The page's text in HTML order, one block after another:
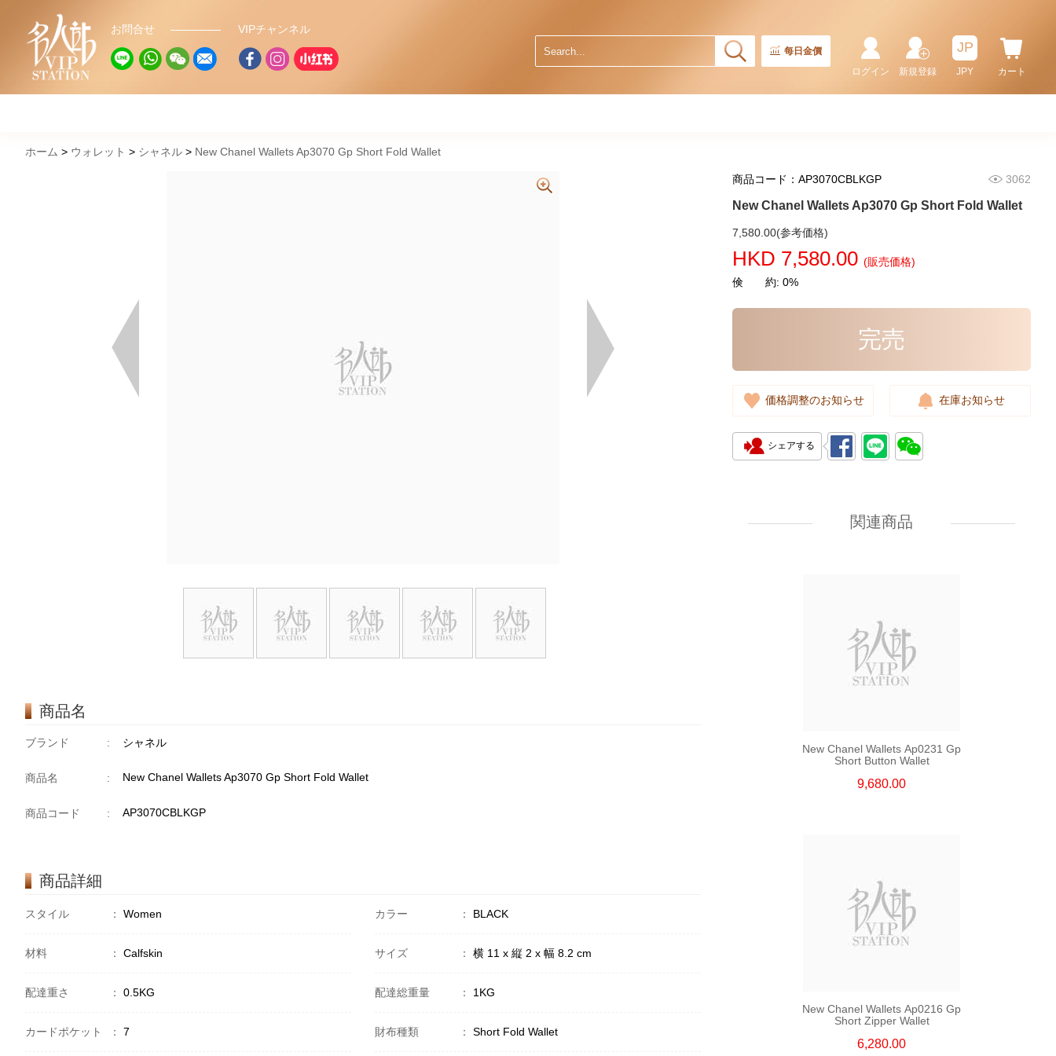
お問合せ VIPチャンネル
每日金價
カート
JP
JPY
新規登録
ログイン
ホーム ウォレット シャネル New Chanel Wallets Ap3070 Gp Short Fold Wallet
商品名
ブランド : シャネル
商品名 : New Chanel Wallets Ap3070 Gp Short Fold Wallet
商品コード : AP3070CBLKGP
商品詳細
スタイル ： Women カラー ： BLACK
材料 ： Calfskin サイズ ： 横 11 x 縦 2 x 幅 8.2 cm
配達重さ ： 0.5KG 配達総重量 ： 1KG
カードポケット ： 7 財布種類 ： Short Fold Wallet
商品コード：AP3070CBLKGP 3062
New Chanel Wallets Ap3070 Gp Short Fold Wallet
7,580.00(参考価格)
HKD 7,580.00 (販売価格)
倹 約: 0%
完売
価格調整のお知らせ 在庫お知らせ
シェアする
関連商品
New Chanel Wallets Ap4020 Gp
6,280.00
7,080.00
New Chanel Wallets Ap0231 Gp
Short Button Wallet
9,680.00
New Chanel Wallets Ap0216 Gp
Short Zipper Wallet
6,280.00